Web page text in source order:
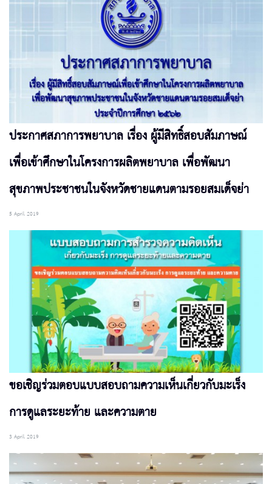
ประกาศสภาการพยาบาล เรื่อง ผู้มีสิทธิ์สอบสัมภาษณ์
เพื่อเข้าศึกษาในโครงการผลิตพยาบาล เพื่อพัฒนา
สุขภาพประชาชนในจังหวัดชายแดนตามรอยสมเด็จย่า
5 April 2019
ขอเชิญร่วมตอบแบบสอบถามความเห็นเกี่ยวกับมะเร็ง
การดูแลระยะท้าย และความตาย
3 April 2019